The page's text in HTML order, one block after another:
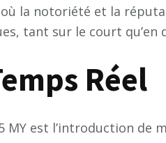
la notoriété et la
tant sur le court qu’en
Réel
est l’introduction de